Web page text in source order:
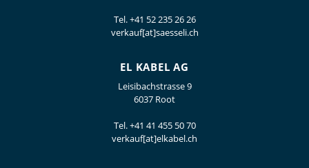
Tel.+41 52 235 26 26
verkauf[at]saesseli.ch
EL KABEL AG
Leisibachstrasse 9
6037 Root
Tel.+41 41 455 50 70
verkauf[at]elkabel.ch